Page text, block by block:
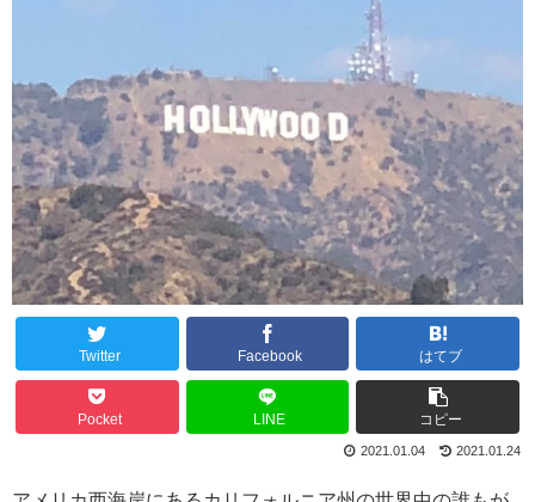
Twitter Facebook はてブ
Pocket LINE コピー
2021.01.24
2021.01.04